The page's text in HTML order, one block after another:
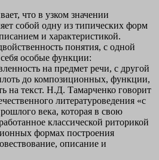
что в узком значении
собой одну из типических форм
и характеристикой.
понятия, с одной
особые функции:
на предмет речи, с другой
до композиционных, функции,
на текст. Н.Д. Тамарченко говорит
литературоведения «с
века, которая в свою
классической риторикой
формах построения
описание и